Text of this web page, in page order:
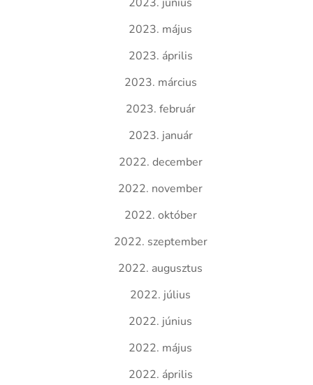
2023. május
2023. április
2023. március
2023. február
2023. január
2022. december
2022. november
2022. október
2022. szeptember
2022. augusztus
2022. július
2022. június
2022. május
2022. április